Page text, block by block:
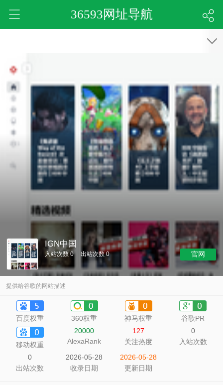
36593网址导航
IGN中国
入站次数 0 出站次数 0 官网
提供给谷歌的网站描述
百度权重 360权重 神马权重 谷歌PR
移动权重
20000
AlexaRank
127
关注热度
0
入站次数
0
出站次数
2026-05-28
收录日期
2026-05-28
更新日期